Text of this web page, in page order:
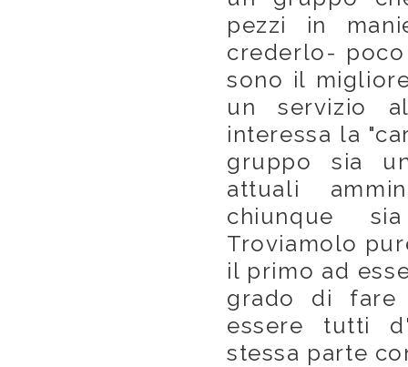
pezzi in
crederlo-
sono il
un servizio
interessa la
gruppo sia
attuali
chiunque
Troviamolo
il primo ad
grado di fare
essere tutti
stessa parte